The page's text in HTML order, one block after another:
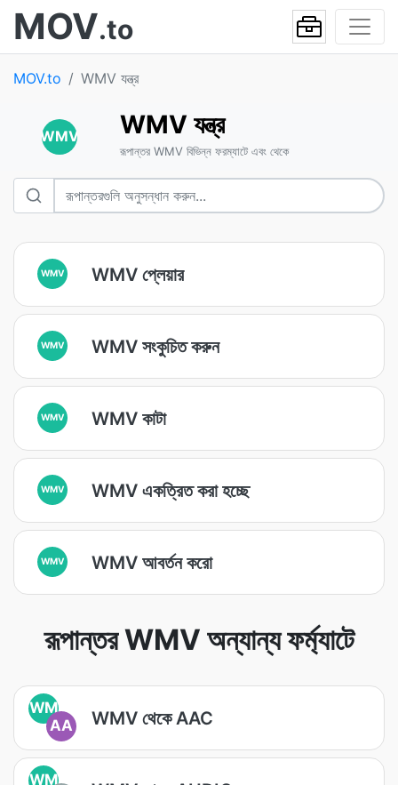
MOV.to
MOV.to WMV যন্ত্র
WMV WMV যন্ত্র
রূপান্তর WMV বিভিন্ন ফরম্যাটে এবং থেকে
WMV WMV প্লেয়ার
WMV WMV সংকুচিত করুন
WMV WMV কাটা
WMV WMV একত্রিত করা হচ্ছে
WMV WMV আবর্তন করো
রূপান্তর WMV অন্যান্য ফর্ম্যাটে
WM
AA
WMV থেকে AAC
WM